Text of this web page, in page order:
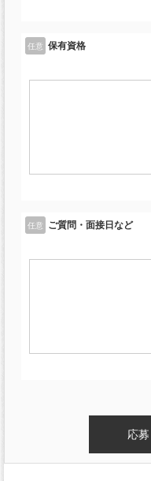
任意 保有資格
任意 ご質問・面接日など